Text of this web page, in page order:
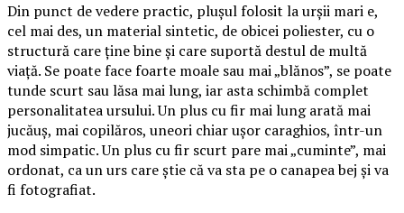
Din punct de vedere practic, plușul folosit la urșii mari e,
cel mai des, un material sintetic, de obicei poliester, cu o
structură care ține bine și care suportă destul de multă
viață. Se poate face foarte moale sau mai „blănos”, se poate
tunde scurt sau lăsa mai lung, iar asta schimbă complet
personalitatea ursului. Un plus cu fir mai lung arată mai
jucăuș, mai copilăros, uneori chiar ușor caraghios, într-un
mod simpatic. Un plus cu fir scurt pare mai „cuminte”, mai
ordonat, ca un urs care știe că va sta pe o canapea bej și va
fi fotografiat.